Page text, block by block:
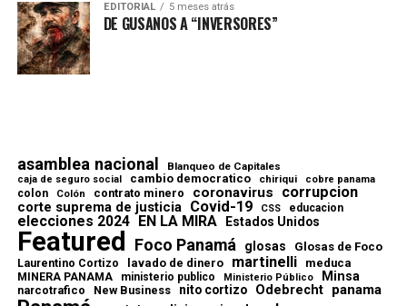
EDITORIAL 5 meses atrás
DE GUSANOS A “INVERSORES”
asamblea nacional Blanqueo de Capitales
caja de seguro social cambio democratico chiriqui cobre panama
colon Colón contrato minero coronavirus corrupcion
corte suprema de justicia Covid-19 CSS educacion
elecciones 2024 EN LA MIRA Estados Unidos
Featured Foco Panamá glosas Glosas de Foco
Laurentino Cortizo lavado de dinero martinelli meduca
MINERA PANAMA ministerio publico Ministerio Público Minsa
narcotrafico New Business nito cortizo Odebrecht panama